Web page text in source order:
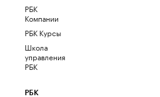
РБК
Компании
РБК Курсы
Школа
управления
РБК
РБК